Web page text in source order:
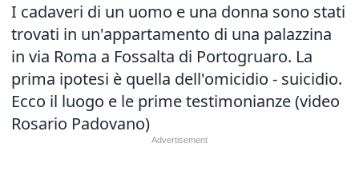
I cadaveri di un uomo e una donna sono stati
trovati in un'appartamento di una palazzina
in via Roma a Fossalta di Portogruaro. La
prima ipotesi è quella dell'omicidio - suicidio.
Ecco il luogo e le prime testimonianze (video
Rosario Padovano)